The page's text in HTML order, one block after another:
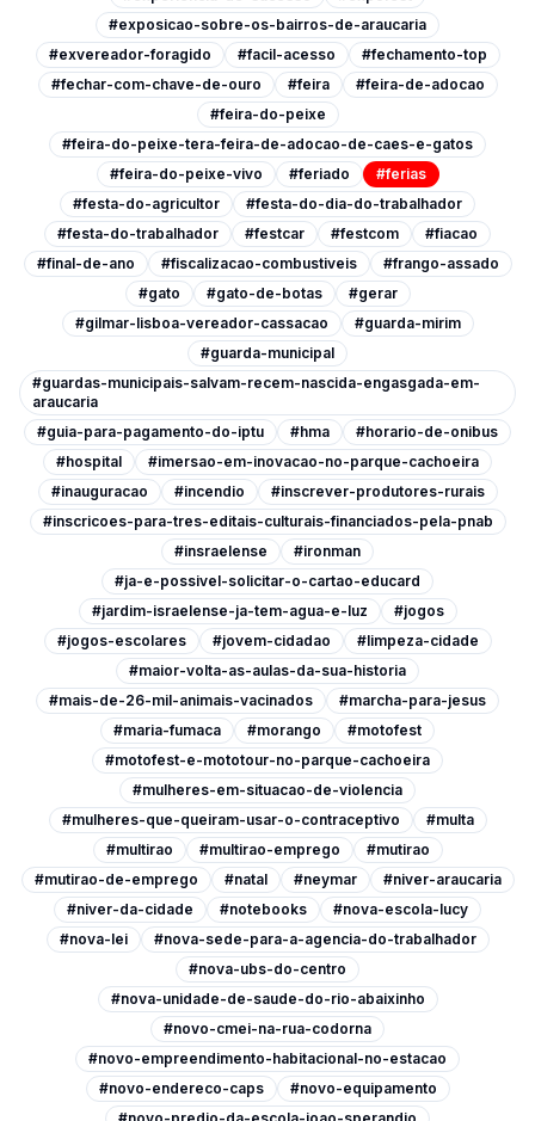
#exposicao-sobre-os-bairros-de-araucaria
#exvereador-foragido
#facil-acesso
#fechamento-top
#fechar-com-chave-de-ouro
#feira
#feira-de-adocao
#feira-do-peixe
#feira-do-peixe-tera-feira-de-adocao-de-caes-e-gatos
#feira-do-peixe-vivo
#feriado
#ferias
#festa-do-agricultor
#festa-do-dia-do-trabalhador
#festa-do-trabalhador
#festcar #festcom
#fiacao
#final-de-ano
#fiscalizacao-combustiveis
#frango-assado
#gato
#gato-de-botas
#gerar
#gilmar-lisboa-vereador-cassacao
#guarda-mirim
#guarda-municipal
#guardas-municipais-salvam-recem-nascida-engasgada-em-
araucaria
#guia-para-pagamento-do-iptu
#hma
#horario-de-onibus
#hospital
#imersao-em-inovacao-no-parque-cachoeira
#inauguracao
#incendio
#inscrever-produtores-rurais
#inscricoes-para-tres-editais-culturais-financiados-pela-pnab
#insraelense
#ironman
#ja-e-possivel-solicitar-o-cartao-educard
#jardim-israelense-ja-tem-agua-e-luz
#jogos
#jogos-escolares
#jovem-cidadao
#limpeza-cidade
#maior-volta-as-aulas-da-sua-historia
#mais-de-26-mil-animais-vacinados
#marcha-para-jesus
#maria-fumaca
#morango
#motofest
#motofest-e-mototour-no-parque-cachoeira
#mulheres-em-situacao-de-violencia
#mulheres-que-queiram-usar-o-contraceptivo
#multa
#multirao
#multirao-emprego
#mutirao
#mutirao-de-emprego
#natal #neymar
#niver-araucaria
#niver-da-cidade
#notebooks
#nova-escola-lucy
#nova-lei
#nova-sede-para-a-agencia-do-trabalhador
#nova-ubs-do-centro
#nova-unidade-de-saude-do-rio-abaixinho
#novo-cmei-na-rua-codorna
#novo-empreendimento-habitacional-no-estacao
#novo-endereco-caps
#novo-equipamento